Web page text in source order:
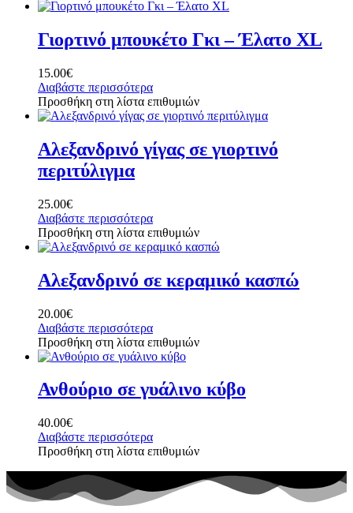
Γιορτινό μπουκέτο Γκι – Έλατο XL
15.00€
Διαβάστε περισσότερα
Προσθήκη στη λίστα επιθυμιών
Αλεξανδρινό γίγας σε γιορτινό
περιτύλιγμα
25.00€
Διαβάστε περισσότερα
Προσθήκη στη λίστα επιθυμιών
Αλεξανδρινό σε κεραμικό κασπώ
20.00€
Διαβάστε περισσότερα
Προσθήκη στη λίστα επιθυμιών
Ανθούριο σε γυάλινο κύβο
40.00€
Διαβάστε περισσότερα
Προσθήκη στη λίστα επιθυμιών